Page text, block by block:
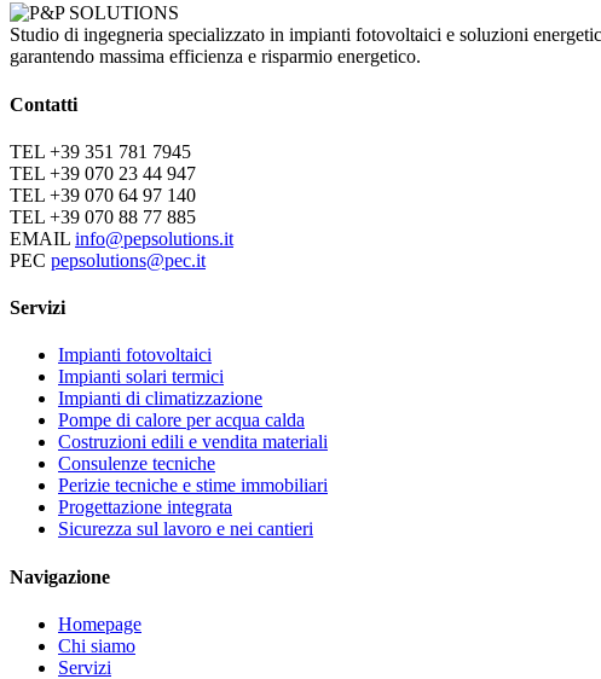
Studio di ingegneria specializzato in impianti fotovoltaici e soluzioni
garantendo massima efficienza e risparmio energetico.
Contatti
TEL +39 351 781 7945
TEL +39 070 23 44 947
TEL +39 070 64 97 140
TEL +39 070 88 77 885
EMAIL info@pepsolutions.it
PEC pepsolutions@pec.it
Servizi
Impianti fotovoltaici
Impianti solari termici
Impianti di climatizzazione
Pompe di calore per acqua calda
Costruzioni edili e vendita materiali
Consulenze tecniche
Perizie tecniche e stime immobiliari
Progettazione integrata
Sicurezza sul lavoro e nei cantieri
Navigazione
Homepage
Chi siamo
Servizi